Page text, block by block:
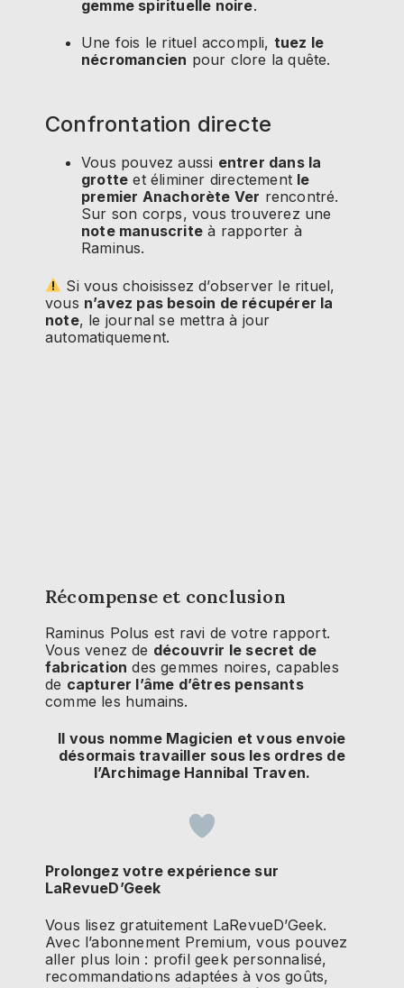
gemme spirituelle noire.
Une fois le rituel accompli, tuez le
nécromancien pour clore la quête.
Confrontation directe
Vous pouvez aussi entrer dans la
grotte et éliminer directement le
premier Anachorète Ver rencontré.
Sur son corps, vous trouverez une
note manuscrite à rapporter à
Raminus.
Si vous choisissez d’observer le rituel,
vous n’avez pas besoin de récupérer la
note, le journal se mettra à jour
automatiquement.
Récompense et conclusion
Raminus Polus est ravi de votre rapport.
Vous venez de découvrir le secret de
fabrication des gemmes noires, capables
de capturer l’âme d’êtres pensants
comme les humains.
Il vous nomme Magicien et vous envoie
désormais travailler sous les ordres de
l’Archimage Hannibal Traven.
Prolongez votre expérience sur
LaRevueD’Geek
Vous lisez gratuitement LaRevueD’Geek.
Avec l’abonnement Premium, vous pouvez
aller plus loin : profil geek personnalisé,
recommandations adaptées à vos goûts,